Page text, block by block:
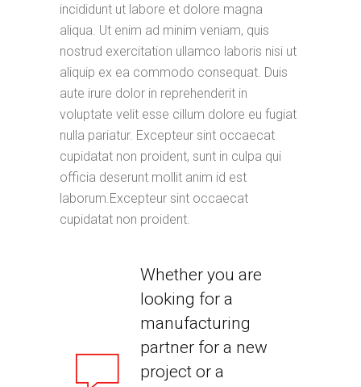
incididunt ut labore et dolore magna
aliqua. Ut enim ad minim veniam, quis
nostrud exercitation ullamco laboris nisi ut
aliquip ex ea commodo consequat. Duis
aute irure dolor in reprehenderit in
voluptate velit esse cillum dolore eu fugiat
nulla pariatur. Excepteur sint occaecat
cupidatat non proident, sunt in culpa qui
officia deserunt mollit anim id est
laborum.Excepteur sint occaecat
cupidatat non proident.
Whether you are
looking for a
manufacturing
partner for a new
project or a